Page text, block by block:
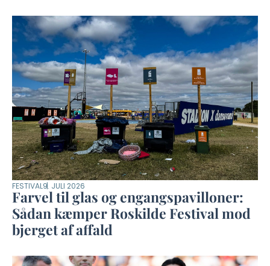
FESTIVAL9. JULI 2026
Farvel til glas og engangspavilloner:
Sådan kæmper Roskilde Festival mod
bjerget af affald